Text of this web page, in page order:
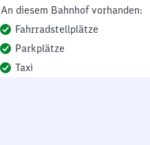
An diesem Bahnhof vorhanden:
Fahrradstellplätze
Parkplätze
Taxi